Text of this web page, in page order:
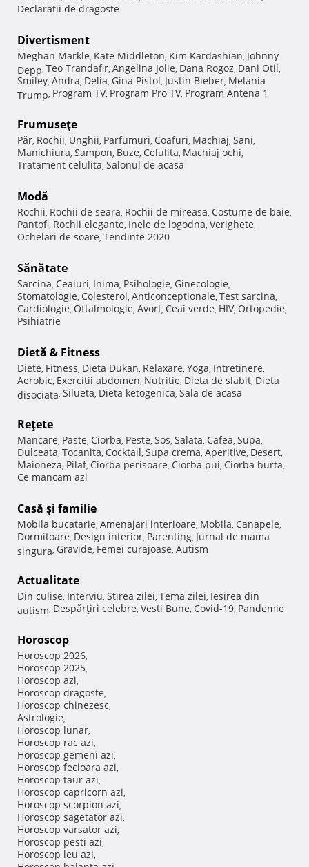
Declaratii de dragoste
Divertisment
Meghan Markle, Kate Middleton, Kim Kardashian, Johnny
Depp, Teo Trandafir, Angelina Jolie, Dana Rogoz, Dani Otil,
Smiley, Andra, Delia, Gina Pistol, Justin Bieber, Melania
Trump, Program TV, Program Pro TV, Program Antena 1
Frumuseţe
Păr, Rochii, Unghii, Parfumuri, Coafuri, Machiaj, Sani,
Manichiura, Sampon, Buze, Celulita, Machiaj ochi,
Tratament celulita, Salonul de acasa
Modă
Rochii, Rochii de seara, Rochii de mireasa, Costume de baie,
Pantofi, Rochii elegante, Inele de logodna, Verighete,
Ochelari de soare, Tendinte 2020
Sănătate
Sarcina, Ceaiuri, Inima, Psihologie, Ginecologie,
Stomatologie, Colesterol, Anticonceptionale, Test sarcina,
Cardiologie, Oftalmologie, Avort, Ceai verde, HIV, Ortopedie,
Psihiatrie
Dietă & Fitness
Diete, Fitness, Dieta Dukan, Relaxare, Yoga, Intretinere,
Aerobic, Exercitii abdomen, Nutritie, Dieta de slabit, Dieta
disociata, Silueta, Dieta ketogenica, Sala de acasa
Reţete
Mancare, Paste, Ciorba, Peste, Sos, Salata, Cafea, Supa,
Dulceata, Tocanita, Cocktail, Supa crema, Aperitive, Desert,
Maioneza, Pilaf, Ciorba perisoare, Ciorba pui, Ciorba burta,
Ce mancam azi
Casă şi familie
Mobila bucatarie, Amenajari interioare, Mobila, Canapele,
Dormitoare, Design interior, Parenting, Jurnal de mama
singura, Gravide, Femei curajoase, Autism
Actualitate
Din culise, Interviu, Stirea zilei, Tema zilei, Iesirea din
autism, Despărţiri celebre, Vesti Bune, Covid-19, Pandemie
Horoscop
Horoscop 2026,
Horoscop 2025,
Horoscop azi,
Horoscop dragoste,
Horoscop chinezesc,
Astrologie,
Horoscop lunar,
Horoscop rac azi,
Horoscop gemeni azi,
Horoscop fecioara azi,
Horoscop taur azi,
Horoscop capricorn azi,
Horoscop scorpion azi,
Horoscop sagetator azi,
Horoscop varsator azi,
Horoscop pesti azi,
Horoscop leu azi,